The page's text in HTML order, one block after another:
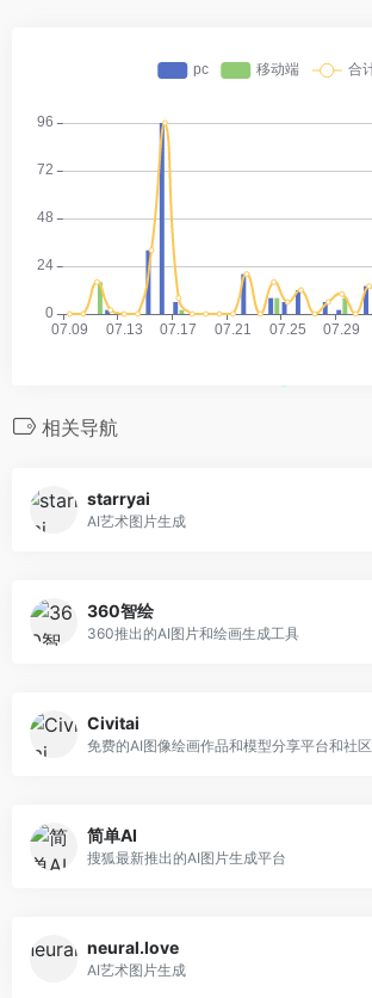
相关导航
starryai
AI艺术图片生成
360智绘
360推出的AI图片和绘画生成工具
Civitai
免费的AI图像绘画作品和模型分享平台和社区
简单AI
搜狐最新推出的AI图片生成平台
neural.love
AI艺术图片生成